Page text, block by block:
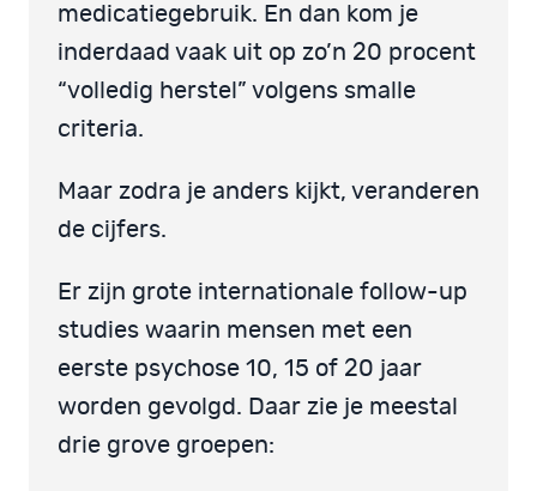
medicatiegebruik. En dan kom je
inderdaad vaak uit op zo’n 20 procent
“volledig herstel” volgens smalle
criteria.
Maar zodra je anders kijkt, veranderen
de cijfers.
Er zijn grote internationale follow-up
studies waarin mensen met een
eerste psychose 10, 15 of 20 jaar
worden gevolgd. Daar zie je meestal
drie grove groepen: